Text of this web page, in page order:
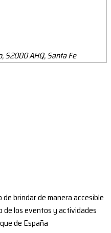
AHQ, Santa Fe
brindar de manera accesible
de los eventos y actividades
de España